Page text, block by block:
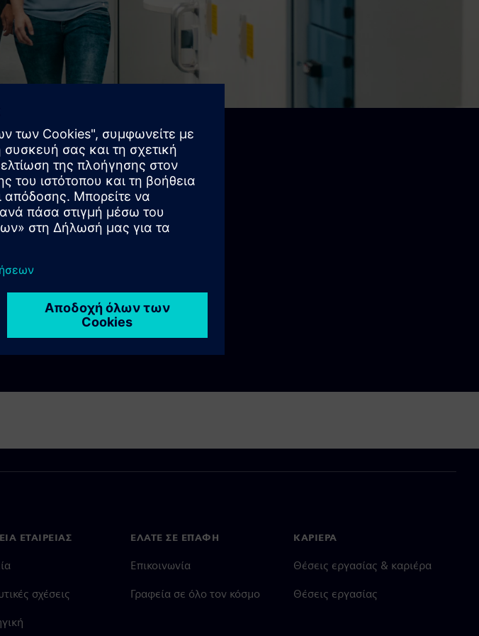
εξατομικευμένη
ΕΤΑΙΡΕΊΑΣ
σχέσεις
ΕΛΆΤΕ ΣΕ ΕΠΑΦΉ
Επικοινωνία
Γραφεία σε όλο τον κόσμο
ΚΑΡΙΈΡΑ
Θέσεις εργασίας & καριέρα
Θέσεις εργασίας